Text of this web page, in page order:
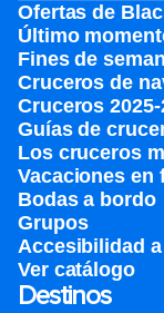
Ofertas de
Último
Fines de
Cruceros de
Cruceros 2025-
Guías de
Los cruceros
Vacaciones en
Bodas a bordo
Grupos
Accesibilidad
Ver catálogo
Destinos